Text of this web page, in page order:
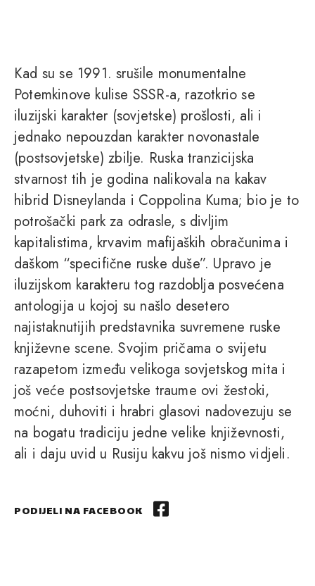
Kad su se 1991. srušile monumentalne
Potemkinove kulise SSSR-a, razotkrio se
iluzijski karakter (sovjetske) prošlosti, ali i
jednako nepouzdan karakter novonastale
(postsovjetske) zbilje. Ruska tranzicijska
stvarnost tih je godina nalikovala na kakav
hibrid Disneylanda i Coppolina Kuma; bio je to
potrošački park za odrasle, s divljim
kapitalistima, krvavim mafijaških obračunima i
daškom “specifične ruske duše”. Upravo je
iluzijskom karakteru tog razdoblja posvećena
antologija u kojoj su našlo desetero
najistaknutijih predstavnika suvremene ruske
književne scene. Svojim pričama o svijetu
razapetom između velikoga sovjetskog mita i
još veće postsovjetske traume ovi žestoki,
moćni, duhoviti i hrabri glasovi nadovezuju se
na bogatu tradiciju jedne velike književnosti,
ali i daju uvid u Rusiju kakvu još nismo vidjeli.
PODIJELI NA FACEBOOK